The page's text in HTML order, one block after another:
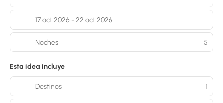
17 oct 2026 - 22 oct 2026
Noches 5
Esta idea incluye
Destinos 1